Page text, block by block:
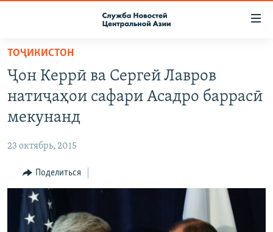
Вернуться
основному
содержанию
главной
навигации
Вернутся
поиску
ПОДПИСКА
НАСТОЯЩЕЕ ВРЕМЯ
МИГРАНТ МЕДИА
ТОҶИКИСТОН
Ҷон Керрӣ ва Сергей Лавров
натиҷаҳои сафари Асадро баррасӣ
мекунанд
23 октябрь, 2015
Поделиться